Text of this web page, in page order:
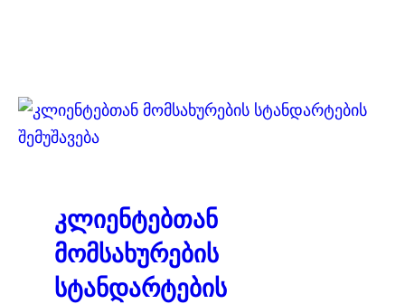
კლიენტებთან
მომსახურების
სტანდარტების